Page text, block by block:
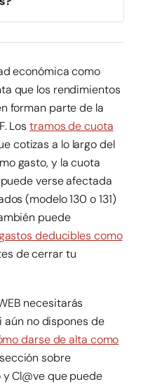
económica como
que los rendimientos
forman parte de la
Lostramos de cuota
cotizas a lo largo del
gasto, y la cuota
verse afectada
(modelo 130 o 131)
puede
deducibles como
de cerrar tu
necesitarás
aún no dispones de
darse de alta como
sobre
Cl@ve que puede